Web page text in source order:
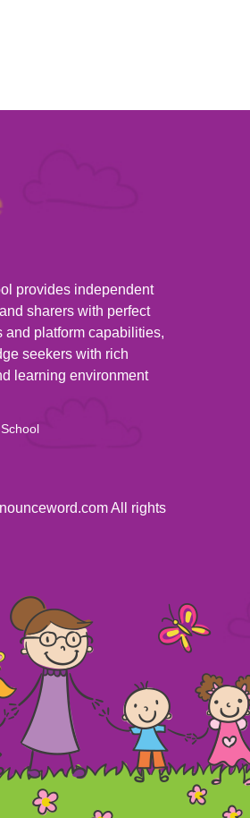
provides independent
sharers with perfect
platform capabilities,
seekers with rich
learning environment
All rights